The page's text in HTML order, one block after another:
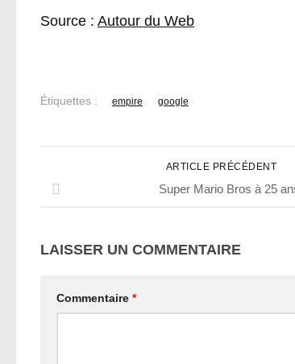
Source : Autour du Web
Étiquettes : empire google
ARTICLE PRÉCÉDENT
Super Mario Bros à 25
LAISSER UN COMMENTAIRE
Commentaire *